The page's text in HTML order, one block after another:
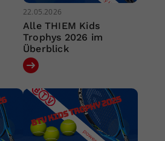
22.05.2026
Alle THIEM Kids
Trophys 2026 im
Überblick